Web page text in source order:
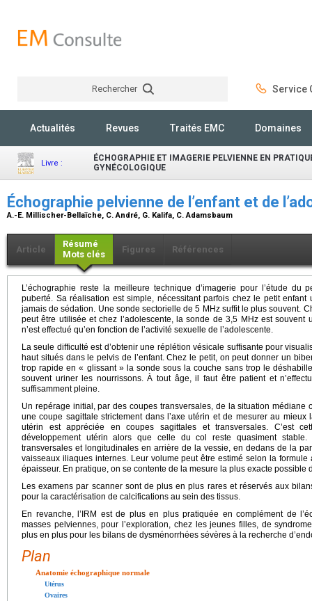
Rechercher Service
Actualités Revues Traités EMC Domaines
Livre :
ÉCHOGRAPHIE ET IMAGERIE PELVIENNE EN
GYNÉCOLOGIQUE
Échographie pelvienne de l’enfant et de
A.-E. Millischer-Bellaïche, C. André, G. Kalifa, C. Adamsbaum
Article
Résumé
Mots clés
Figures Références
L’échographie reste la meilleure technique d’imagerie pour l’étude
puberté. Sa réalisation est simple, nécessitant parfois chez le petit
jamais de sédation. Une sonde sectorielle de 5 MHz suffit le plus souvent.
peut être utilisée et chez l’adolescente, la sonde de 3,5 MHz est souvent
n’est effectué qu’en fonction de l’activité sexuelle de l’adolescente.
La seule difficulté est d’obtenir une réplétion vésicale suffisante pour
haut situés dans le pelvis de l’enfant. Chez le petit, on peut donner un
trop rapide en « glissant » la sonde sous la couche sans trop le
souvent uriner les nourrissons. À tout âge, il faut être patient et
suffisamment pleine.
Un repérage initial, par des coupes transversales, de la situation médiane
une coupe sagittale strictement dans l’axe utérin et de mesurer au mieux
utérin est appréciée en coupes sagittales et transversales. C’est
développement utérin alors que celle du col reste quasiment
transversales et longitudinales en arrière de la vessie, en dedans de la
vaisseaux iliaques internes. Leur volume peut être estimé selon la
épaisseur. En pratique, on se contente de la mesure la plus exacte possible
Les examens par scanner sont de plus en plus rares et réservés aux
pour la caractérisation de calcifications au sein des tissus.
En revanche, l’IRM est de plus en plus pratiquée en complément de
masses pelviennes, pour l’exploration, chez les jeunes filles, de
plus en plus pour les bilans de dysménorrhées sévères à la recherche
Plan
Anatomie échographique normale
Utérus
Ovaires